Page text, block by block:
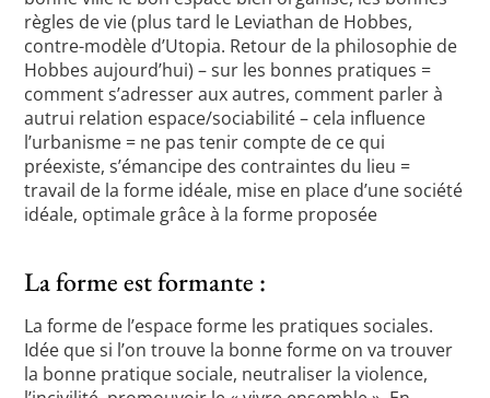
règles de vie (plus tard le Leviathan de Hobbes,
contre-modèle d’Utopia. Retour de la philosophie de
Hobbes aujourd’hui) – sur les bonnes pratiques =
comment s’adresser aux autres, comment parler à
autrui relation espace/sociabilité – cela influence
l’urbanisme = ne pas tenir compte de ce qui
préexiste, s’émancipe des contraintes du lieu =
travail de la forme idéale, mise en place d’une société
idéale, optimale grâce à la forme proposée
La forme est formante :
La forme de l’espace forme les pratiques sociales.
Idée que si l’on trouve la bonne forme on va trouver
la bonne pratique sociale, neutraliser la violence,